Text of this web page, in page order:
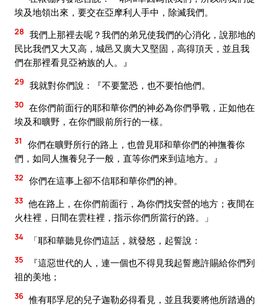
埃及地領出來，要交在亞摩利人手中，除滅我們。
28 我們上那裡去呢？我們的弟兄使我們的心消化，說那地的
民比我們又大又高，城邑又廣大又堅固，高得頂天，並且我
們在那裡看見亞衲族的人。』
29 我就對你們說：『不要驚恐，也不要怕他們。
30 在你們前面行的耶和華你們的神必為你們爭戰，正如他在
埃及和曠野，在你們眼前所行的一樣。
31
你們在曠野所行的路上，也曾見耶和華你們的神撫養你
們，如同人撫養兒子一般，直等你們來到這地方。』
32 你們在這事上卻不信耶和華你們的神。
33 他在路上，在你們前面行，為你們找安營的地方；夜間在
火柱裡，日間在雲柱裡，指示你們所當行的路。」
34 「耶和華聽見你們這話，就發怒，起誓說：
35
『這惡世代的人，連一個也不得見我起誓應許賜給你們列
祖的美地；
36 惟有耶孚尼的兒子迦勒必得看見，並且我要將他所踏過的